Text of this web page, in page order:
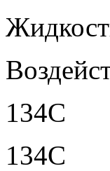
134С
134С